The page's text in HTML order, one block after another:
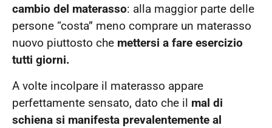
cambio del materasso: alla maggior parte delle
persone “costa” meno comprare un materasso
nuovo piuttosto che mettersi a fare esercizio
tutti giorni.
A volte incolpare il materasso appare
perfettamente sensato, dato che il mal di
schiena si manifesta prevalentemente al